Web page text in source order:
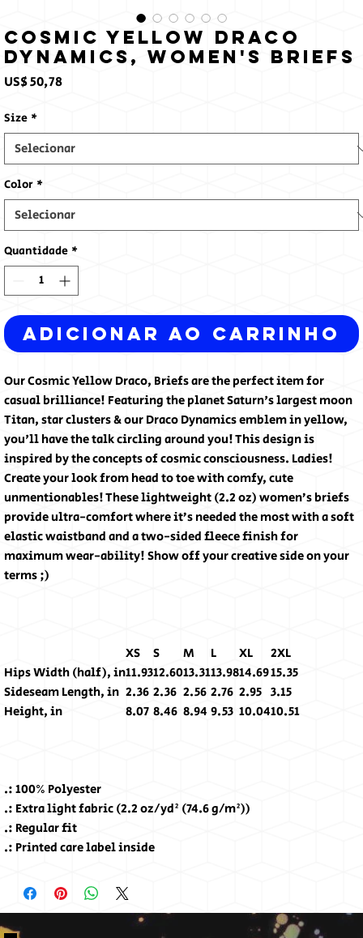
Cosmic Yellow Draco
Dynamics, Women's Briefs
US$ 50,78Preço
Size *
Color *
Quantidade *
Adicionar ao carrinho
Our Cosmic Yellow Draco, Briefs are the perfect item for
casual brilliance! Featuring the planet Saturn's largest moon
Titan, star clusters & our Draco Dynamics emblem in yellow,
you'll have the talk circling around you! This design is
inspired by the concepts of cosmic consciousness. Ladies!
Create your look from head to toe with comfy, cute
unmentionables! These lightweight (2.2 oz) women’s briefs
provide ultra-comfort where it’s needed the most with a soft
elastic waistband and a two-sided fleece finish for
maximum wear-ability! Show off your creative side on your
terms ;)
XS S M L XL
2XL
Hips Width (half), in11.9312.6013.3113.9814.6915.35
Sideseam Length, in 2.36 2.36 2.56 2.76 2.95 3.15
Height, in
8.07 8.46 8.94 9.53 10.0410.51
.: 100% Polyester
.: Extra light fabric (2.2 oz/yd² (74.6 g/m²))
.: Regular fit
.: Printed care label inside